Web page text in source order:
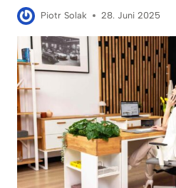
Piotr Solak 28. Juni 2025